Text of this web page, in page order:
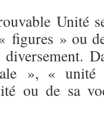
Unité
figures » ou
», « unité
ou de sa